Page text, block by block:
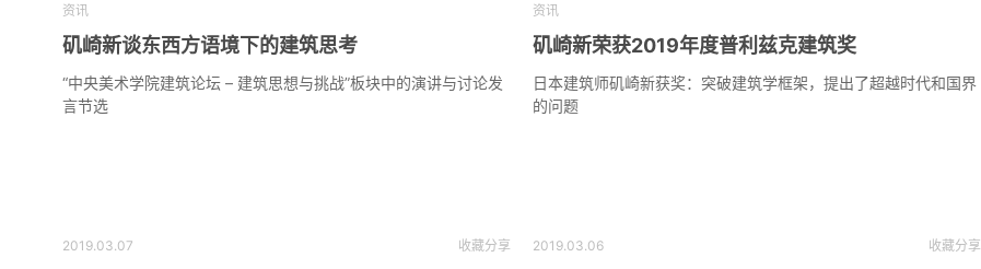
资讯
矶崎新谈东西方语境下的建筑思考
“中央美术学院建筑论坛 – 建筑思想与挑战”板块中的演讲与讨论发
言节选
2019.03.07 收藏分享
资讯
矶崎新荣获2019年度普利兹克建筑奖
日本建筑师矶崎新获奖：突破建筑学框架，提出了超越时代和国界
的问题
2019.03.06 收藏分享